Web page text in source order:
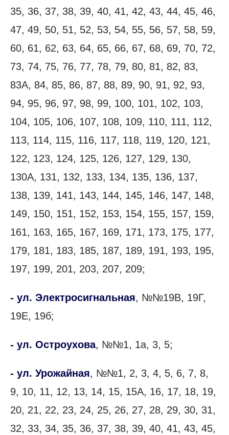
35, 36, 37, 38, 39, 40, 41, 42, 43, 44, 45, 46,
47, 49, 50, 51, 52, 53, 54, 55, 56, 57, 58, 59,
60, 61, 62, 63, 64, 65, 66, 67, 68, 69, 70, 72,
73, 74, 75, 76, 77, 78, 79, 80, 81, 82, 83,
83А, 84, 85, 86, 87, 88, 89, 90, 91, 92, 93,
94, 95, 96, 97, 98, 99, 100, 101, 102, 103,
104, 105, 106, 107, 108, 109, 110, 111, 112,
113, 114, 115, 116, 117, 118, 119, 120, 121,
122, 123, 124, 125, 126, 127, 129, 130,
130А, 131, 132, 133, 134, 135, 136, 137,
138, 139, 141, 143, 144, 145, 146, 147, 148,
149, 150, 151, 152, 153, 154, 155, 157, 159,
161, 163, 165, 167, 169, 171, 173, 175, 177,
179, 181, 183, 185, 187, 189, 191, 193, 195,
197, 199, 201, 203, 207, 209;
- ул. Электросигнальная, №№19В, 19Г,
19Е, 19б;
- ул. Остроухова, №№1, 1а, 3, 5;
- ул. Урожайная, №№1, 2, 3, 4, 5, 6, 7, 8,
9, 10, 11, 12, 13, 14, 15, 15А, 16, 17, 18, 19,
20, 21, 22, 23, 24, 25, 26, 27, 28, 29, 30, 31,
32, 33, 34, 35, 36, 37, 38, 39, 40, 41, 43, 45,